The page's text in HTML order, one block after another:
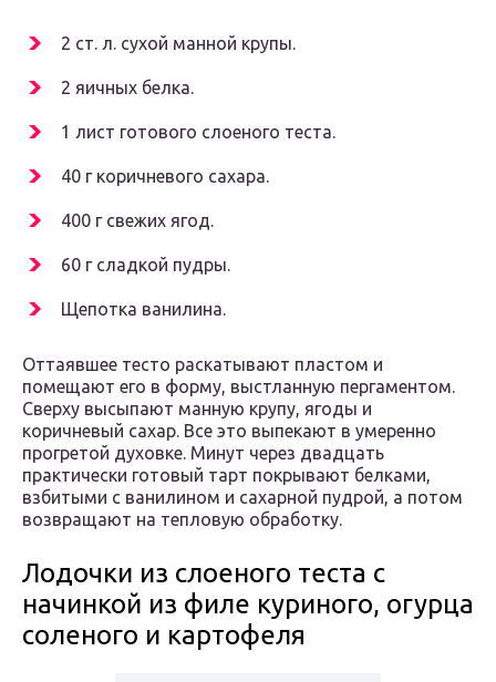
2 ст. л. сухой манной крупы.
2 яичных белка.
1 лист готового слоеного теста.
40 г коричневого сахара.
400 г свежих ягод.
60 г сладкой пудры.
Щепотка ванилина.
Оттаявшее тесто раскатывают пластом и
помещают его в форму, выстланную пергаментом.
Сверху высыпают манную крупу, ягоды и
коричневый сахар. Все это выпекают в умеренно
прогретой духовке. Минут через двадцать
практически готовый тарт покрывают белками,
взбитыми с ванилином и сахарной пудрой, а потом
возвращают на тепловую обработку.
Лодочки из слоеного теста с
начинкой из филе куриного, огурца
соленого и картофеля